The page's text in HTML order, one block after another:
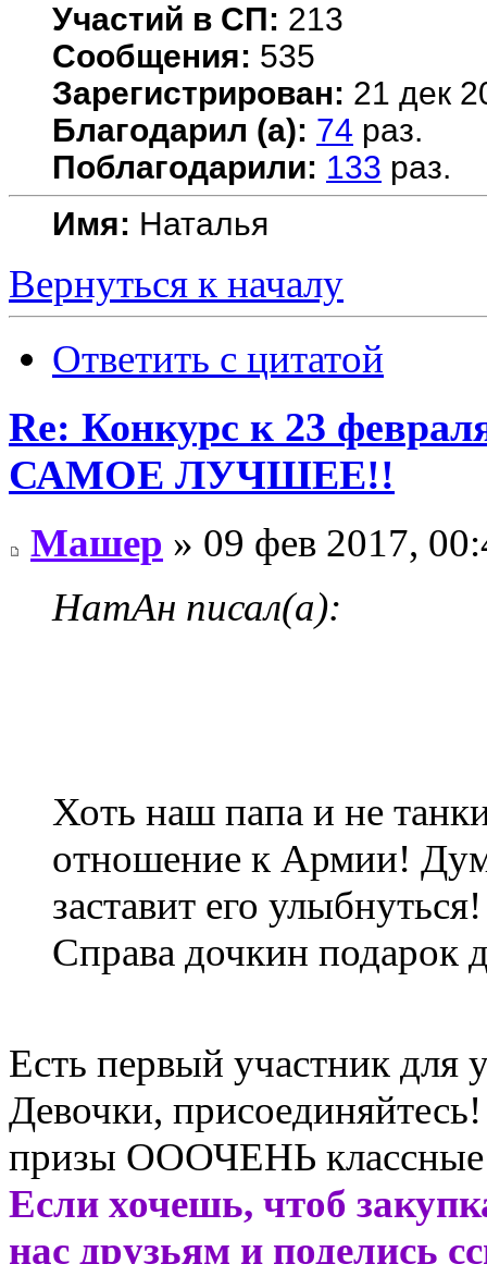
Участий в СП: 213
Сообщения: 535
Зарегистрирован: 21 дек
Благодарил (а): 74 раз.
Поблагодарили: 133 раз.
Имя: Наталья
Вернуться к началу
Ответить с цитатой
Re: Конкурс к 23
САМОЕ ЛУЧШЕЕ!!
Машер » 09 фев 2017,
НатАн писал(а):
Хоть наш папа и не
отношение к Армии!
заставит его улыбнуться!
Справа дочкин подарок
Есть первый участник для
Девочки, присоединяйтесь!
призы ОООЧЕНЬ
Если хочешь, чтоб
нас друзьям и поделись